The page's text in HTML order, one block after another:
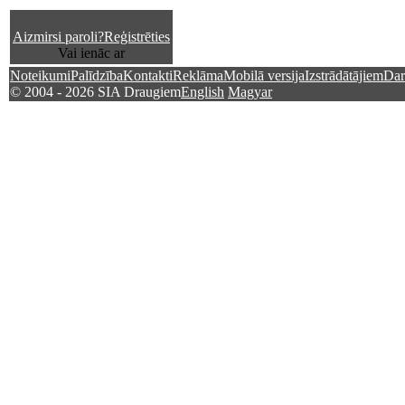
Aizmirsi paroli?Reģistrēties
Vai ienāc ar
NoteikumiPalīdzībaKontaktiReklāmaMobilā versijaIzstrādātājiem
© 2004 - 2026 SIA DraugiemEnglish Magyar